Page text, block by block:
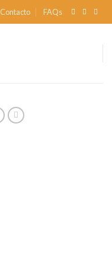
Contacto FAQs